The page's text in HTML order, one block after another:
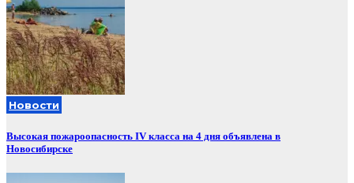
Новости
Высокая пожароопасность IV класса на 4 дня объявлена в
Новосибирске